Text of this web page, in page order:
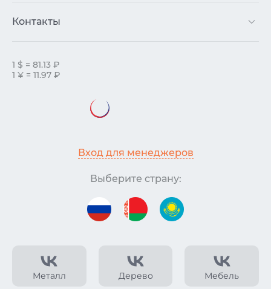
Металл Дерево Мебель
Контакты
1 $ = 81.13 ₽
1 ¥ = 11.97 ₽
Вход для менеджеров
Выберите страну: